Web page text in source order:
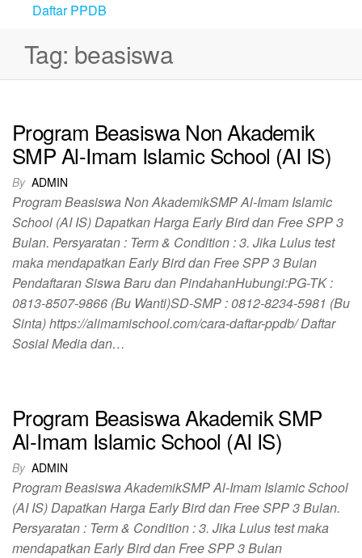
Daftar PPDB
Tag: beasiswa
Program Beasiswa Non Akademik
SMP Al-Imam Islamic School (AI IS)
By ADMIN
Program Beasiswa Non AkademikSMP Al-Imam Islamic
School (AI IS) Dapatkan Harga Early Bird dan Free SPP 3
Bulan. Persyaratan : Term & Condition : 3. Jika Lulus test
maka mendapatkan Early Bird dan Free SPP 3 Bulan
Pendaftaran Siswa Baru dan PindahanHubungi:PG-TK :
0813-8507-9866 (Bu Wanti)SD-SMP : 0812-8234-5981 (Bu
Sinta) https://alimamischool.com/cara-daftar-ppdb/ Daftar
Sosial Media dan…
Program Beasiswa Akademik SMP
Al-Imam Islamic School (AI IS)
By ADMIN
Program Beasiswa AkademikSMP Al-Imam Islamic School
(AI IS) Dapatkan Harga Early Bird dan Free SPP 3 Bulan.
Persyaratan : Term & Condition : 3. Jika Lulus test maka
mendapatkan Early Bird dan Free SPP 3 Bulan